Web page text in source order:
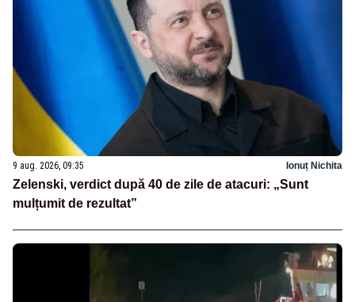
9 aug. 2026, 09:35 Ionuț Nichita
Zelenski, verdict după 40 de zile de atacuri: „Sunt
mulțumit de rezultat”